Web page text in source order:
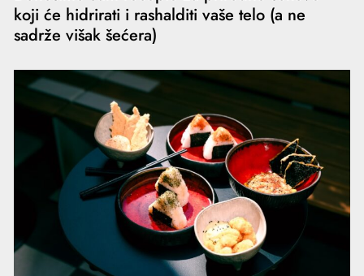
koji će hidrirati i rashalditi vaše telo (a ne
sadrže višak šećera)